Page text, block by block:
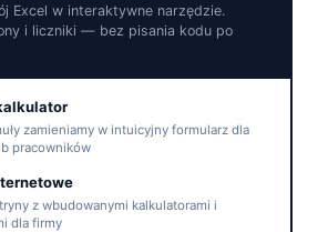
Excel w interaktywne narzędzie.
i liczniki — bez pisania kodu po
zamieniamy w intuicyjny formularz dla
pracowników
z wbudowanymi kalkulatorami i
dla firmy